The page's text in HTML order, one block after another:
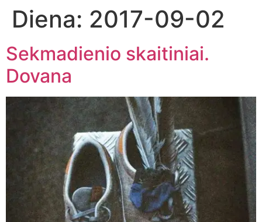
Diena: 2017-09-02
Sekmadienio skaitiniai.
Dovana